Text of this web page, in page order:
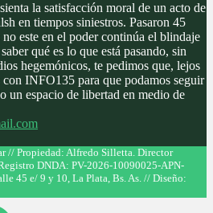
la satisfacción moral de un acto de
en tiempos siniestros. Pasaron 45
este en el poder continúa el blindaje
qué es lo que está pasando, sin
hegemónicos, te pedimos que, lejos
con INFO135 para que podamos seguir
un espacio de libertad en medio de
// Propiedad: Alfredo Silletta. Director
DNDA: PV-2026-10090025-APN-
45 e/ 9 y 10, La Plata, Bs. As. // Diseño: